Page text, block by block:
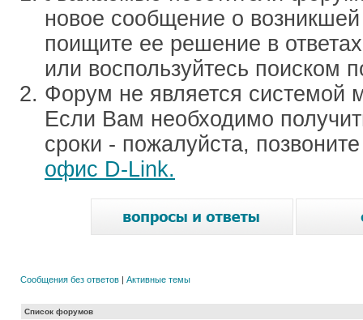
новое сообщение о
поищите ее решение в
или воспользуйтесь поиском
Форум не является системой
Если Вам необходимо
сроки - пожалуйста,
офис D-Link.
Сообщения без ответов | Активные темы
Список форумов